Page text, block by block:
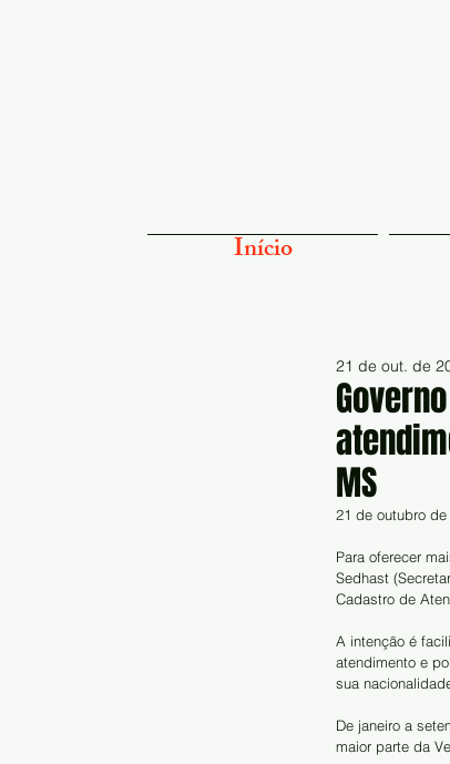
Início
MS
21 de out. de
21 de outubro de
Para oferecer
Sedhast
Cadastro de
A intenção é
atendimento e
sua
De janeiro a
maior parte da